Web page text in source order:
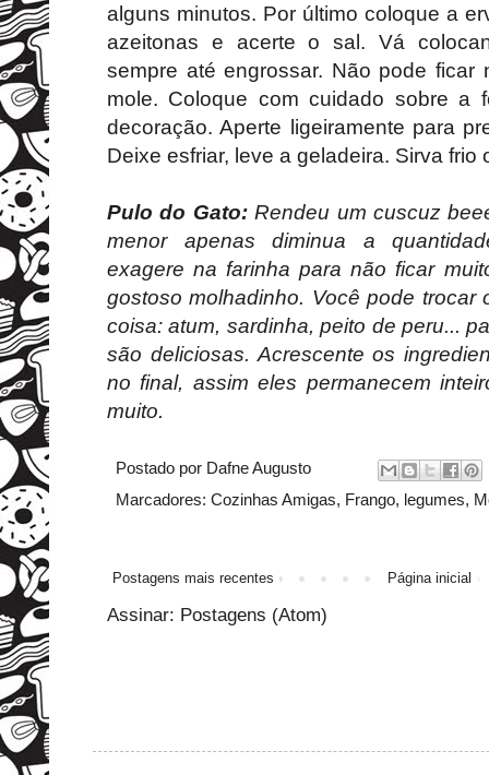
alguns minutos. Por último coloque a
azeitonas e acerte o sal. Vá
sempre até engrossar. Não pode ficar
mole. Coloque com cuidado sobre a
decoração. Aperte ligeiramente para
Deixe esfriar, leve a geladeira. Sirva frio
Pulo do Gato:Rendeu um cuscuz
menor apenas diminua a
exagere na farinha para não ficar
gostoso molhadinho. Você pode trocar
coisa: atum, sardinha, peito de peru...
são deliciosas. Acrescente os
no final, assim eles permanecem
muito.
Postado por Dafne Augusto
Marcadores: Cozinhas Amigas, Frango, legumes,
Postagens mais recentes Página inicial
Assinar: Postagens (Atom)